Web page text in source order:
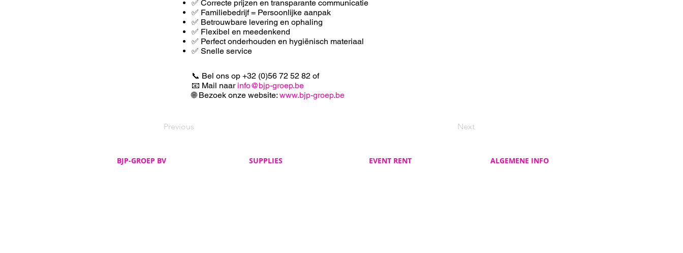
✅ Correcte prijzen en transparante communicatie
✅ Familiebedrijf = Persoonlijke aanpak
✅ Betrouwbare levering en ophaling
✅ Flexibel en meedenkend
✅ Perfect onderhouden en hygiënisch materiaal
✅ Snelle service
📞 Bel ons op +32 (0)56 72 52 82 of
📧 Mail naar info@bjp-groep.be
🌐 Bezoek onze website: www.bjp-groep.be
Previous Next
BJP-GROEP BV SUPPLIES EVENT RENT ALGEMENE INFO